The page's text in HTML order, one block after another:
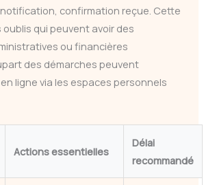
confirmation reçue. Cette
qui peuvent avoir des
ou financières
des démarches peuvent
ligne via les espaces personnels
Actions essentielles
Délai
recommandé